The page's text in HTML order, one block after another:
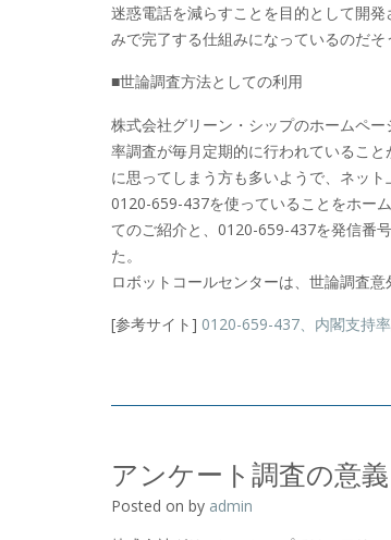
迷惑電話を減らすことを目的として開
みで完了する仕組みになっているのだそ
■世論調査方法としての利用
株式会社グリーン・シップのホームペ
率調査が毎月定期的に行われているこ
に思ってしまう方も多いようで、ネッ
0120-659-437を使っていることをホー
てのご紹介と、0120-659-437を発信番
た。
ロボットコールセンターは、世論調査
[参考サイト] 0120-659-437、内閣支持
アンケート調査の意
Posted on by admin